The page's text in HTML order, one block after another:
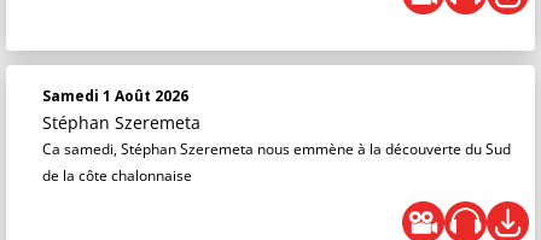
Samedi 1 Août 2026
Stéphan Szeremeta
Ca samedi, Stéphan Szeremeta nous emmène à la découverte du Sud
de la côte chalonnaise